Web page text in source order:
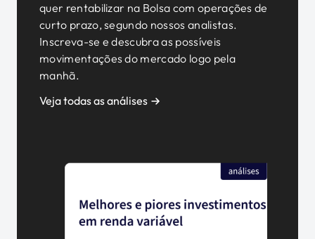
quer rentabilizar na Bolsa com operações de
curto prazo, segundo nossos analistas.
Inscreva-se e descubra as possíveis
movimentações do mercado logo pela
manhã.
Veja todas as análises